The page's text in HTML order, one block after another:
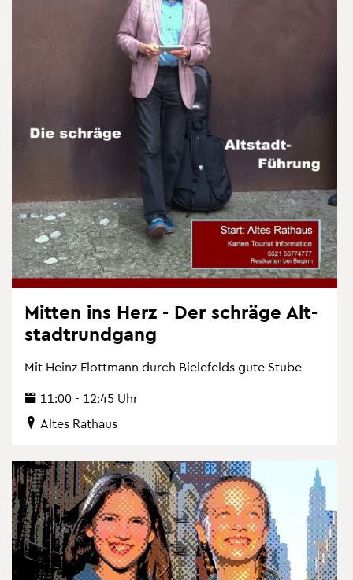
Mit­ten ins Herz - Der schrä­ge Alt­
stadt­rund­gang
Mit Heinz Flott­mann durch Bie­le­felds gute Stube
11:00 - 12:45 Uhr
Altes Rat­haus